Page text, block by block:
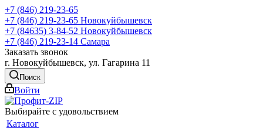
+7 (846) 219-23-65
+7 (846) 219-23-65 Новокуйбышевск
+7 (84635) 3-84-52 Новокуйбышевск
+7 (846) 219-23-14 Самара
Заказать звонок
г. Новокуйбышевск, ул. Гагарина 11
Поиск
Войти
Выбирайте с удовольствием
Каталог